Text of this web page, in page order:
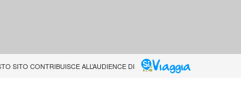
SITO CONTRIBUISCE ALL’AUDIENCE DI